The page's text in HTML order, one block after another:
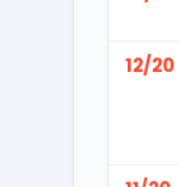
12/20